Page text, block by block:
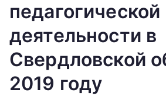
педагогической
деятельности в
Свердловской
2019 году